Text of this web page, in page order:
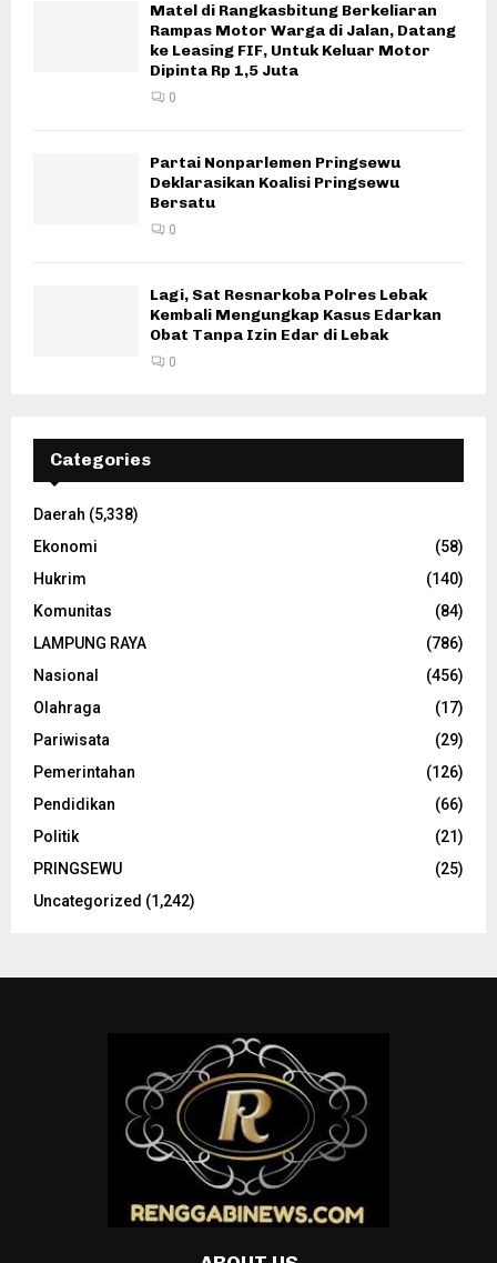
Matel di Rangkasbitung Berkeliaran
Rampas Motor Warga di Jalan, Datang
ke Leasing FIF, Untuk Keluar Motor
Dipinta Rp 1,5 Juta
0
Partai Nonparlemen Pringsewu
Deklarasikan Koalisi Pringsewu
Bersatu
0
Lagi, Sat Resnarkoba Polres Lebak
Kembali Mengungkap Kasus Edarkan
Obat Tanpa Izin Edar di Lebak
0
Categories
Daerah (5,338)
Ekonomi
(58)
Hukrim
(140)
Komunitas
(84)
LAMPUNG RAYA
(786)
Nasional
(456)
Olahraga
(17)
Pariwisata
(29)
Pemerintahan
(126)
Pendidikan
(66)
Politik
(21)
PRINGSEWU
(25)
Uncategorized (1,242)